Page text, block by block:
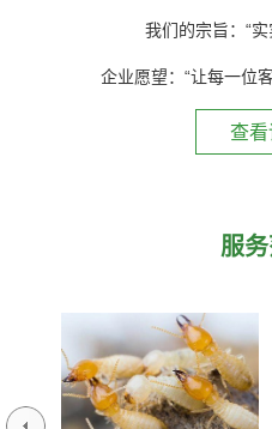
我们的宗旨：“
企业愿望：“让每一位
查看
服